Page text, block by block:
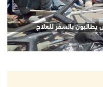
"دولفين ...
القدس
في خربة ...
بالسفر للعلاج